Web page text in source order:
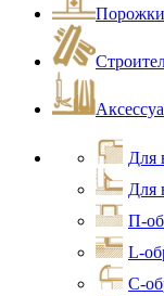
Для
Для
П-
L-
С-